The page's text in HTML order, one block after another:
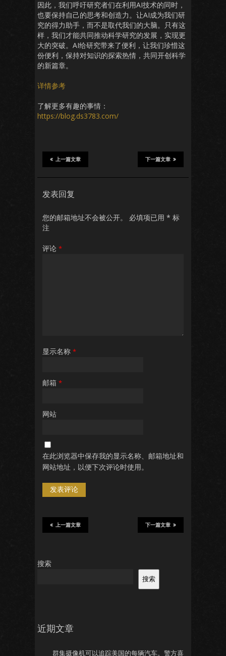
因此，我们呼吁研究者们在利用AI技术的同时，
也要保持自己的思考和创造力。让AI成为我们研
究的得力助手，而不是取代我们的大脑。只有这
样，我们才能共同推动科学研究的发展，实现更
大的突破。AI给研究带来了便利，让我们珍惜这
份便利，保持对知识的探索热情，共同开创科学
的新篇章。
详情参考
了解更多有趣的事情：
https://blog.ds3783.com/
下一篇文章
上一篇文章
发表回复
您的邮箱地址不会被公开。 必填项已用 * 标
注
评论 *
显示名称 *
邮箱 *
网站
在此浏览器中保存我的显示名称、邮箱地址和
网站地址，以便下次评论时使用。
下一篇文章
上一篇文章
搜索
搜索
近期文章
群集摄像机可以追踪美国的每辆汽车。警方喜